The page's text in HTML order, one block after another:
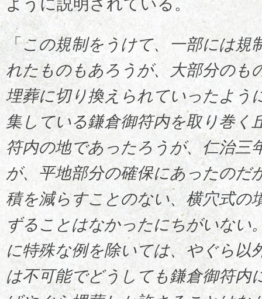
ように説明されている。
「この規制をうけて、一部には規
れたものもあろうが、大部分のも
埋葬に切り換えられていったよう
集している鎌倉御符内を取り巻く
符内の地であったろうが、仁治三
が、平地部分の確保にあったのだ
積を減らすことのない、横穴式の
ずることはなかったにちがいない
に特殊な例を除いては、やぐら以
は不可能でどうしても鎌倉御符内